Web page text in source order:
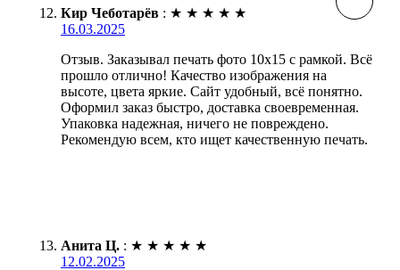
Кир Чеботарёв : ★ ★ ★ ★ ★
16.03.2025
Отзыв. Заказывал печать фото 10х15 с рамкой. Всё
прошло отлично! Качество изображения на
высоте, цвета яркие. Сайт удобный, всё понятно.
Оформил заказ быстро, доставка своевременная.
Упаковка надежная, ничего не повреждено.
Рекомендую всем, кто ищет качественную печать.
Анита Ц. : ★ ★ ★ ★ ★
12.02.2025